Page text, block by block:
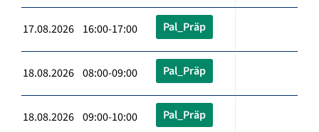
17.08.2026 16:00-17:00 Pal_Präp
18.08.2026 08:00-09:00 Pal_Präp
18.08.2026 09:00-10:00 Pal_Präp